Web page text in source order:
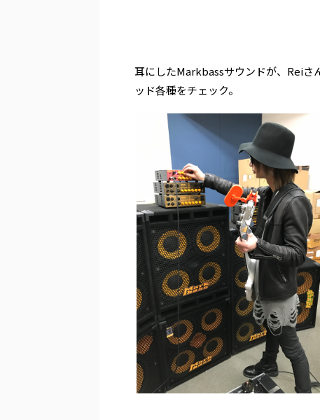
耳にしたMarkbassサウンドが、Reiさ
ッド各種をチェック。